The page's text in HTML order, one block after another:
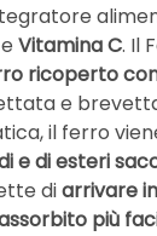
e Vitamina C. Il
ricoperto
e
il ferro
e di esteri
diarrivare
più